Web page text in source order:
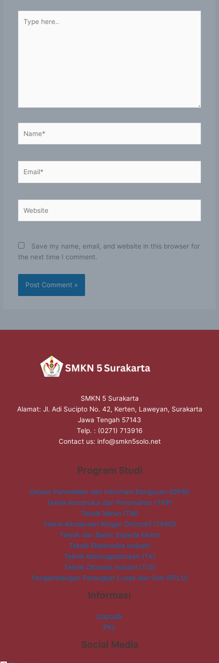
here..
Save my name, email, and website in this browser for
the next time I comment.
SMKN 5 Surakarta
Alamat: Jl. Adi Sucipto No. 42, Kerten, Laweyan, Surakarta
Jawa Tengah 57143
Telp. : (0271) 713916
Contact us: info@smkn5solo.net
Program Studi
Desain Pemodelan dan Informasi Bangunan (DPIB)
Teknik Konstruksi dan Perumahan (TKP)
Teknik Mesin (TM)
Teknik Kendaraan Ringan Otomotif (TKRO)
Teknik dan Bisnis Sepeda Motor
Teknik Elektronika Industri
Teknik Ketenagalistrikan (TK)
Teknik Otomasi Industri (TOI)
Pengembangan Perangkat Lunak dan Gim (PPLG)
Informasi
Dapodik
PKL
Social Media